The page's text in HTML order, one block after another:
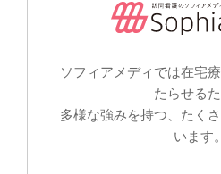
ソフィアメディでは在宅
たらせるた
多様な強みを持つ、たく
います。